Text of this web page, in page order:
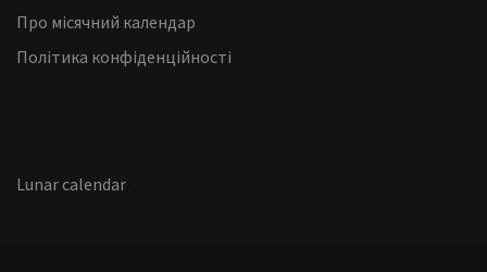
Про місячний календар
Політика конфіденційності
Lunar calendar